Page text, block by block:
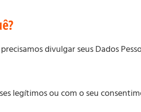
divulgar seus Dados
legítimos ou com o seu